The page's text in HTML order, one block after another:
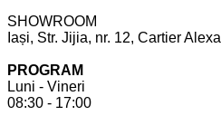
SHOWROOM
Iași, Str. Jijia, nr. 12, Cartier
PROGRAM
Luni - Vineri
08:30 - 17:00